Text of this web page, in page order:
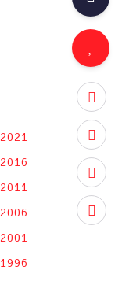
twitter
2021
2016
2011
2006
2001
1996